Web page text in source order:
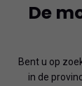
De
Bent u op
in de